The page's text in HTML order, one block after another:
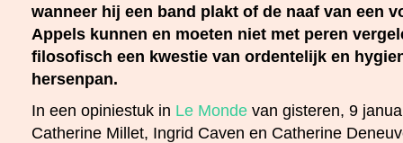
wanneer hij een band plakt of de naaf van een
Appels kunnen en moeten niet met peren
filosofisch een kwestie van ordentelijk en
hersenpan.
In een opiniestuk in Le Monde van gisteren, 9
Catherine Millet, Ingrid Caven en Catherine